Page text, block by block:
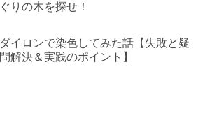
ぐりの木を探せ！
ダイロンで染色してみた話【失敗と疑
問解決＆実践のポイント】